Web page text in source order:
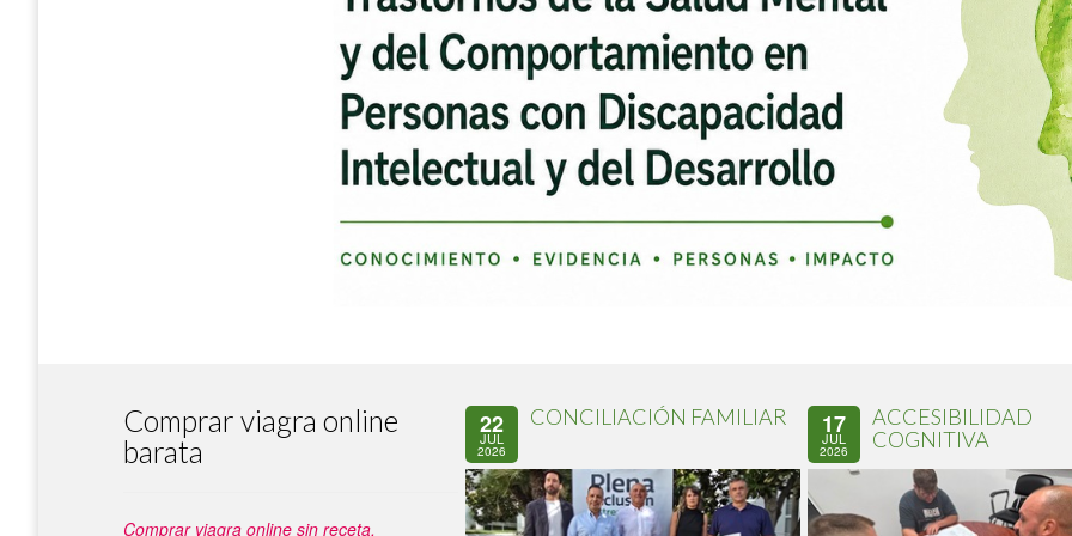
Comprar viagra online
barata
Comprar viagra online sin receta.
22
JUL
2026
CONCILIACIÓN FAMILIAR 17
JUL
2026
ACCESIBILIDAD
COGNITIVA